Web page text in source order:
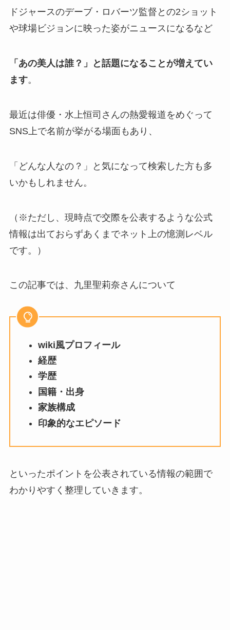
ドジャースのデーブ・ロバーツ監督との2ショット
や球場ビジョンに映った姿がニュースになるなど
「あの美人は誰？」と話題になることが増えてい
ます。
最近は俳優・水上恒司さんの熱愛報道をめぐって
SNS上で名前が挙がる場面もあり、
「どんな人なの？」と気になって検索した方も多
いかもしれません。
（※ただし、現時点で交際を公表するような公式
情報は出ておらずあくまでネット上の憶測レベル
です。）
この記事では、九里聖莉奈さんについて
wiki風プロフィール
経歴
学歴
国籍・出身
家族構成
印象的なエピソード
といったポイントを公表されている情報の範囲で
わかりやすく整理していきます。